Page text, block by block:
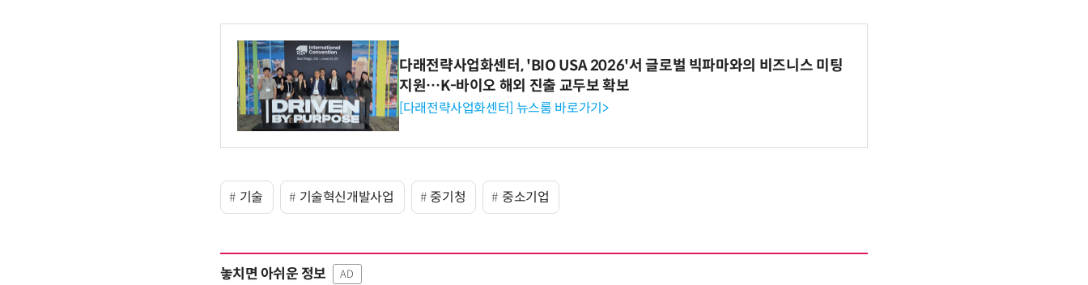
다래전략사업화센터, 'BIO USA 2026'서 글로벌 빅파마와의 비즈니스 미팅
지원…K-바이오 해외 진출 교두보 확보
[다래전략사업화센터] 뉴스룸 바로가기>
기술 기술혁신개발사업 중기청 중소기업
놓치면 아쉬운 정보 AD